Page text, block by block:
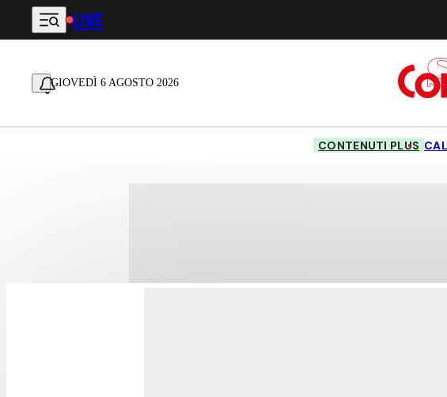
Vai al contenuto principale
LIVE
GIOVEDÌ 6 AGOSTO 2026
CONTENUTI PLUS